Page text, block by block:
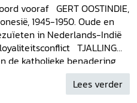
vooraf GERT OOSTINDIE,
1945-1950. Oude en
in Nederlands-Indië
TJALLING
de katholieke benadering
1950 VEFIE POELS, ‘Niet
tussen moraal
Lees verder